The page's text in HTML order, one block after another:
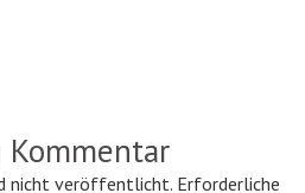
nicht veröffentlicht. Erforderliche